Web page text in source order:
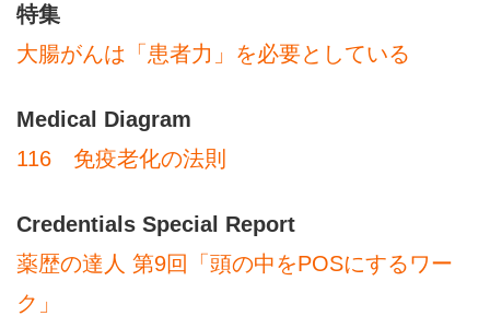
特集
大腸がんは「患者力」を必要としている
Medical Diagram
116 免疫老化の法則
Credentials Special Report
薬歴の達人 第9回「頭の中をPOSにするワー
ク」